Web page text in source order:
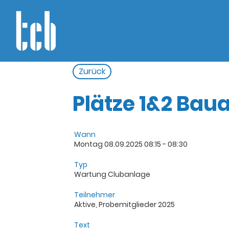
Zurück
Plätze 1&2
Wann
Montag 08.09.2025 08:15 - 08:30
Typ
Wartung Clubanlage
Teilnehmer
Aktive, Probemitglieder 2025
Text